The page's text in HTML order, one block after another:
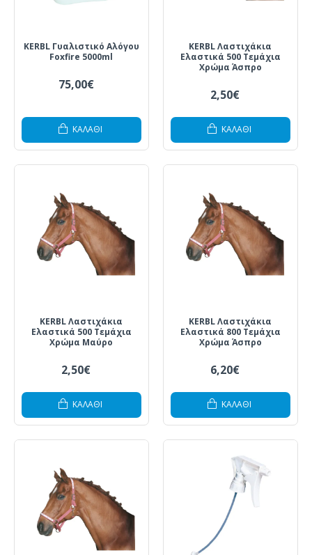
KERBL Γυαλιστικό Αλόγου
Foxfire 5000ml
75,00€
ΚΑΛΆΘΙ
KERBL Λαστιχάκια
Ελαστικά 500 Τεμάχια
Χρώμα Άσπρο
2,50€
ΚΑΛΆΘΙ
KERBL Λαστιχάκια
Ελαστικά 500 Τεμάχια
Χρώμα Μαύρο
2,50€
ΚΑΛΆΘΙ
KERBL Λαστιχάκια
Ελαστικά 800 Τεμάχια
Χρώμα Άσπρο
6,20€
ΚΑΛΆΘΙ